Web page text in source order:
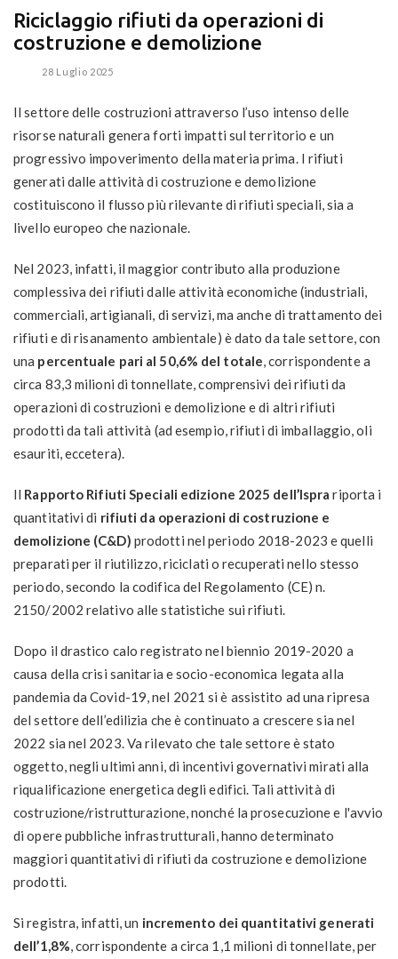
Riciclaggio rifiuti da operazioni di
costruzione e demolizione
28 Luglio 2025
Il settore delle costruzioni attraverso l’uso intenso delle
risorse naturali genera forti impatti sul territorio e un
progressivo impoverimento della materia prima. I rifiuti
generati dalle attività di costruzione e demolizione
costituiscono il flusso più rilevante di rifiuti speciali, sia a
livello europeo che nazionale.
Nel 2023, infatti, il maggior contributo alla produzione
complessiva dei rifiuti dalle attività economiche (industriali,
commerciali, artigianali, di servizi, ma anche di trattamento dei
rifiuti e di risanamento ambientale) è dato da tale settore, con
una percentuale pari al 50,6% del totale, corrispondente a
circa 83,3 milioni di tonnellate, comprensivi dei rifiuti da
operazioni di costruzioni e demolizione e di altri rifiuti
prodotti da tali attività (ad esempio, rifiuti di imballaggio, oli
esauriti, eccetera).
Il Rapporto Rifiuti Speciali edizione 2025 dell’Ispra riporta i
quantitativi di rifiuti da operazioni di costruzione e
demolizione (C&D) prodotti nel periodo 2018-2023 e quelli
preparati per il riutilizzo, riciclati o recuperati nello stesso
periodo, secondo la codifica del Regolamento (CE) n.
2150/2002 relativo alle statistiche sui rifiuti.
Dopo il drastico calo registrato nel biennio 2019-2020 a
causa della crisi sanitaria e socio-economica legata alla
pandemia da Covid-19, nel 2021 si è assistito ad una ripresa
del settore dell’edilizia che è continuato a crescere sia nel
2022 sia nel 2023. Va rilevato che tale settore è stato
oggetto, negli ultimi anni, di incentivi governativi mirati alla
riqualificazione energetica degli edifici. Tali attività di
costruzione/ristrutturazione, nonché la prosecuzione e l'avvio
di opere pubbliche infrastrutturali, hanno determinato
maggiori quantitativi di rifiuti da costruzione e demolizione
prodotti.
Si registra, infatti, un incremento dei quantitativi generati
dell’1,8%, corrispondente a circa 1,1 milioni di tonnellate, per